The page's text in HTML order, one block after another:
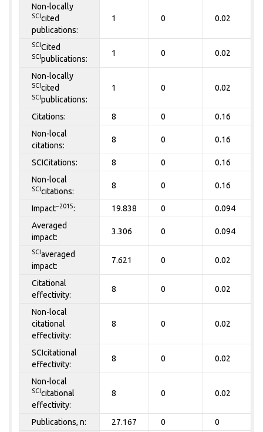
Non-locally
SCIcited
publications:
1 0 0.02
SCICited
SCIpublications:
1 0 0.02
Non-locally
SCIcited
SCIpublications:
1 0 0.02
Citations: 8 0 0.16
Non-local
citations:
8 0 0.16
SCICitations: 8 0 0.16
Non-local
SCIcitations:
8 0 0.16
Impact~2015: 19.838 0 0.094
Averaged
impact:
3.306 0 0.094
SCIaveraged
impact:
7.621 0 0.02
Citational
effectivity:
8 0 0.02
Non-local
citational
effectivity:
8 0 0.02
SCIcitational
effectivity:
8 0 0.02
Non-local
SCIcitational
effectivity:
8 0 0.02
Publications, n: 27.167 0 0